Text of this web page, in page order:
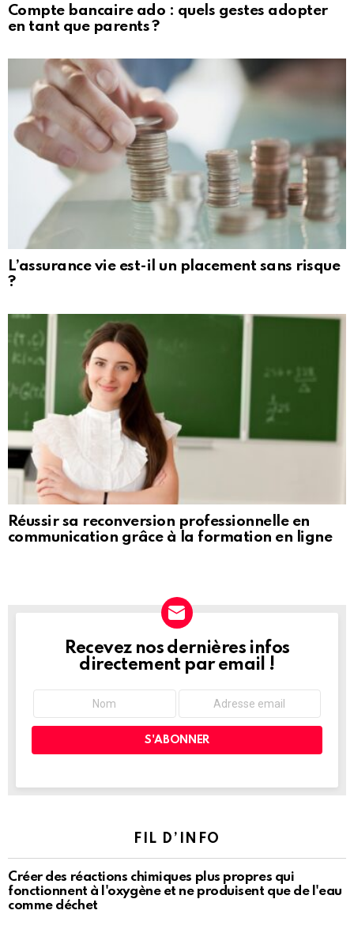
Compte bancaire ado : quels gestes adopter
en tant que parents ?
L’assurance vie est-il un placement sans risque
?
Réussir sa reconversion professionnelle en
communication grâce à la formation en ligne
NEWSLETTER
Recevez nos dernières infos
directement par email !
FIL D’INFO
Créer des réactions chimiques plus propres qui
fonctionnent à l'oxygène et ne produisent que de l'eau
comme déchet